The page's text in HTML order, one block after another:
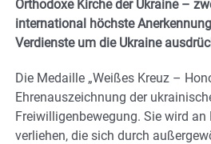
Orthodoxe Kirche der Ukraine –
international höchste
Verdienste um die Ukraine
Die Medaille „Weißes Kreuz –
Ehrenauszeichnung der
Freiwilligenbewegung. Sie wird an
verliehen, die sich durch